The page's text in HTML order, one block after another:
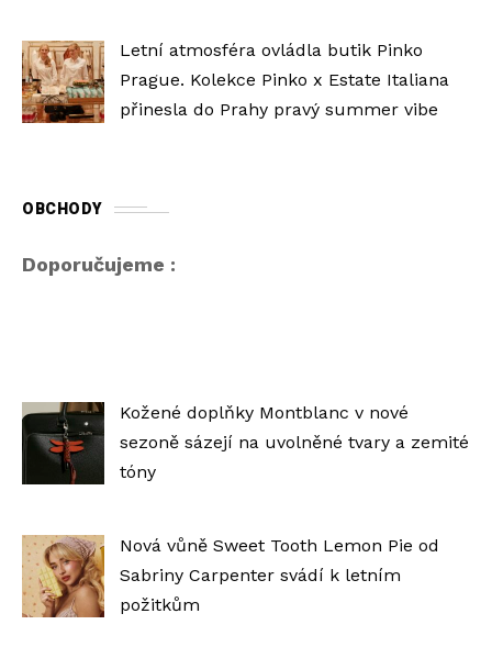
Letní atmosféra ovládla butik Pinko
Prague. Kolekce Pinko x Estate Italiana
přinesla do Prahy pravý summer vibe
OBCHODY
Doporučujeme :
Kožené doplňky Montblanc v nové
sezoně sázejí na uvolněné tvary a zemité
tóny
Nová vůně Sweet Tooth Lemon Pie od
Sabriny Carpenter svádí k letním
požitkům